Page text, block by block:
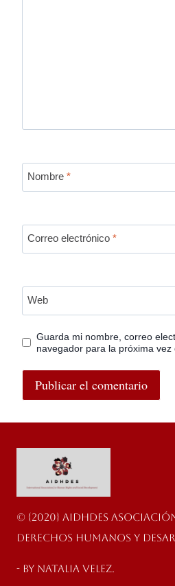
Nombre *
Correo electrónico *
Web
Guarda mi nombre, correo
navegador para la próxima vez
© {2020} AIDHDES
Derechos Humanos y
- By Natalia velez.